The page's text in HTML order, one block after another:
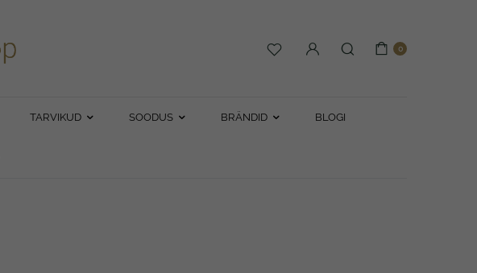
0
TARVIKUD SOODUS BRÄNDID BLOGI